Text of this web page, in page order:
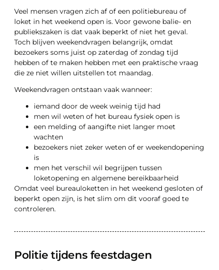
Veel mensen vragen zich af of een politiebureau of
loket in het weekend open is. Voor gewone balie- en
publiekszaken is dat vaak beperkt of niet het geval.
Toch blijven weekendvragen belangrijk, omdat
bezoekers soms juist op zaterdag of zondag tijd
hebben of te maken hebben met een praktische vraag
die ze niet willen uitstellen tot maandag.
Weekendvragen ontstaan vaak wanneer:
iemand door de week weinig tijd had
men wil weten of het bureau fysiek open is
een melding of aangifte niet langer moet
wachten
bezoekers niet zeker weten of er weekendopening
is
men het verschil wil begrijpen tussen
loketopening en algemene bereikbaarheid
Omdat veel bureauloketten in het weekend gesloten of
beperkt open zijn, is het slim om dit vooraf goed te
controleren.
Politie tijdens feestdagen